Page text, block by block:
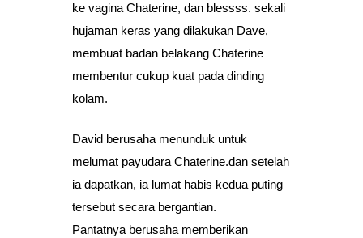
ke vagina Chaterine, dan blessss. sekali
hujaman keras yang dilakukan Dave,
membuat badan belakang Chaterine
membentur cukup kuat pada dinding
kolam.
David berusaha menunduk untuk
melumat payudara Chaterine.dan setelah
ia dapatkan, ia lumat habis kedua puting
tersebut secara bergantian.
Pantatnya berusaha memberikan